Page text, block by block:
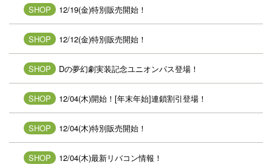
SHOP 12/19(金)特別販売開始！
SHOP 12/12(金)特別販売開始！
SHOP Dの夢幻劇実装記念ユニオンパス登場！
SHOP 12/04(木)開始！[年末年始]連鎖割引登場！
SHOP 12/04(木)特別販売開始！
SHOP 12/04(木)最新リバコン情報！